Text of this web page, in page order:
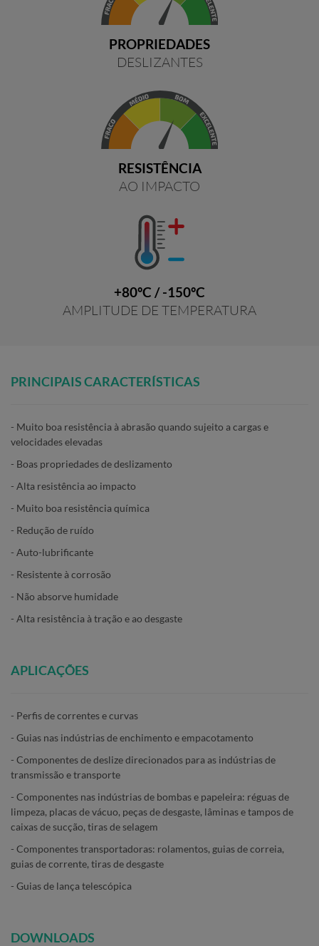
PROPRIEDADES
DESLIZANTES
RESISTÊNCIA
AO IMPACTO
+80ºC / -150ºC
AMPLITUDE DE TEMPERATURA
PRINCIPAIS CARACTERÍSTICAS
- Muito boa resistência à abrasão quando sujeito a cargas e
velocidades elevadas
- Boas propriedades de deslizamento
- Alta resistência ao impacto
- Muito boa resistência química
- Redução de ruído
- Auto-lubrificante
- Resistente à corrosão
- Não absorve humidade
- Alta resistência à tração e ao desgaste
APLICAÇÕES
- Perfis de correntes e curvas
- Guias nas indústrias de enchimento e empacotamento
- Componentes de deslize direcionados para as indústrias de
transmissão e transporte
- Componentes nas indústrias de bombas e papeleira: réguas de
limpeza, placas de vácuo, peças de desgaste, lâminas e tampos de
caixas de sucção, tiras de selagem
- Componentes transportadoras: rolamentos, guias de correia,
guias de corrente, tiras de desgaste
- Guias de lança telescópica
DOWNLOADS